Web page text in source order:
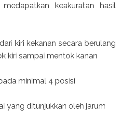
keakuratan hasil
kiri kekanan secara berulang
kiri sampai mentok kanan
minimal 4 posisi
yang ditunjukkan oleh jarum